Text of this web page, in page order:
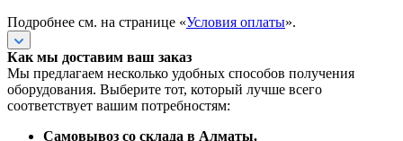
Подробнее см. на странице «Условия оплаты».
Как мы доставим ваш заказ
Мы предлагаем несколько удобных способов получения
оборудования. Выберите тот, который лучше всего
соответствует вашим потребностям:
Самовывоз со склада в Алматы.